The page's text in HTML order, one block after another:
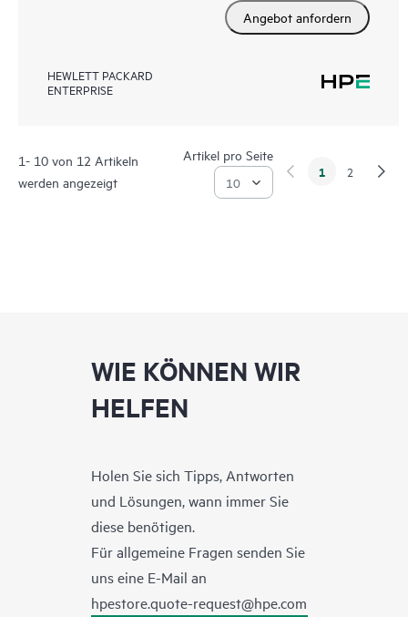
Angebot anfordern
HEWLETT PACKARD
ENTERPRISE
1- 10 von 12 Artikeln
werden angezeigt
Artikel pro Seite
1 2
WIE KÖNNEN WIR
HELFEN
Holen Sie sich Tipps, Antworten
und Lösungen, wann immer Sie
diese benötigen.
Für allgemeine Fragen senden Sie
uns eine E-Mail an
hpestore.quote-request@hpe.com